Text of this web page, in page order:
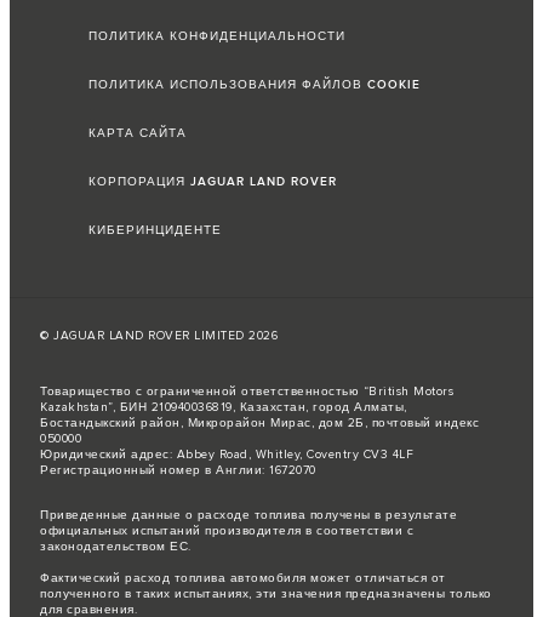
ПОЛИТИКА КОНФИДЕНЦИАЛЬНОСТИ
ПОЛИТИКА ИСПОЛЬЗОВАНИЯ ФАЙЛОВ COOKIE
КАРТА САЙТА
КОРПОРАЦИЯ JAGUAR LAND ROVER
КИБЕРИНЦИДЕНТЕ
© JAGUAR LAND ROVER LIMITED 2026
Товарищество с ограниченной ответственностью “British Motors
Kazakhstan”, БИН 210940036819, Казахстан, город Алматы,
Бостандыкский район, Микрорайон Мирас, дом 2Б, почтовый индекс
050000
Юридический адрес: Abbey Road, Whitley, Coventry CV3 4LF
Регистрационный номер в Англии: 1672070
Приведенные данные о расходе топлива получены в результате
официальных испытаний производителя в соответствии с
законодательством ЕС.
Фактический расход топлива автомобиля может отличаться от
полученного в таких испытаниях, эти значения предназначены только
для сравнения.